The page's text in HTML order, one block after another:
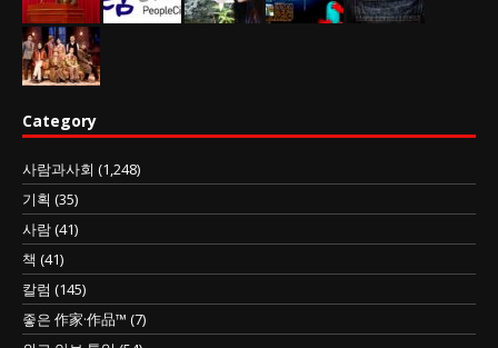
Category
사람과사회 (1,248)
기획 (35)
사람(41)
책 (41)
칼럼 (145)
좋은 作家·作品™ (7)